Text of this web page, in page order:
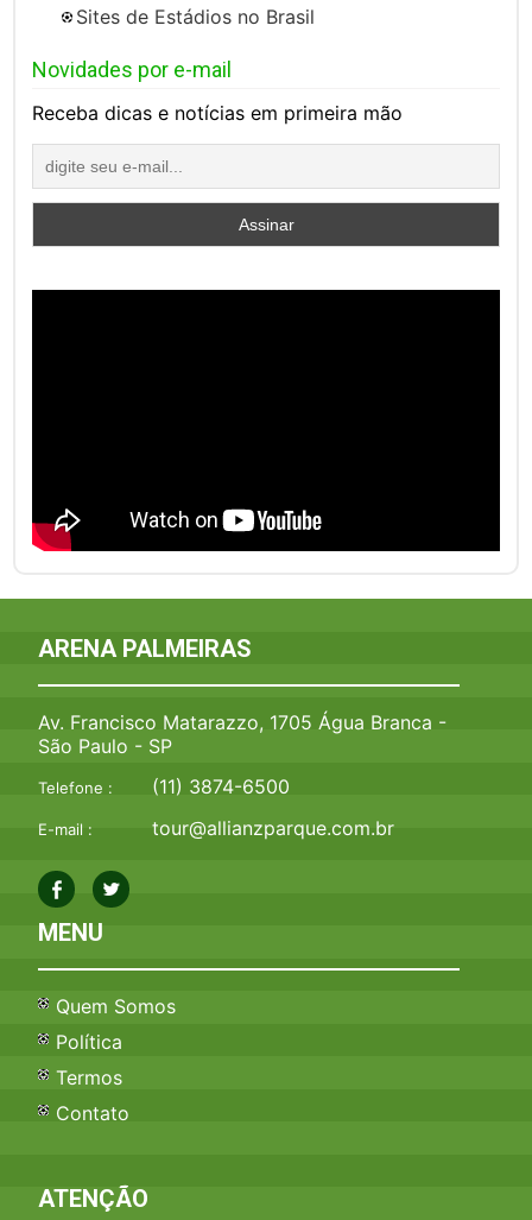
Sites de Estádios no Brasil
Novidades por e-mail
Receba dicas e notícias em primeira mão
ARENA PALMEIRAS
Av. Francisco Matarazzo, 1705 Água Branca -
São Paulo - SP
Telefone : (11) 3874-6500
E-mail : tour@allianzparque.com.br
MENU
Quem Somos
Política
Termos
Contato
ATENÇÃO